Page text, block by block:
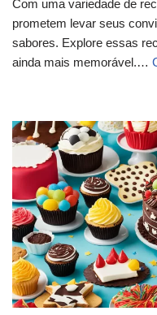
Com uma variedade de
prometem levar seus
sabores. Explore essas
ainda mais memorável.…